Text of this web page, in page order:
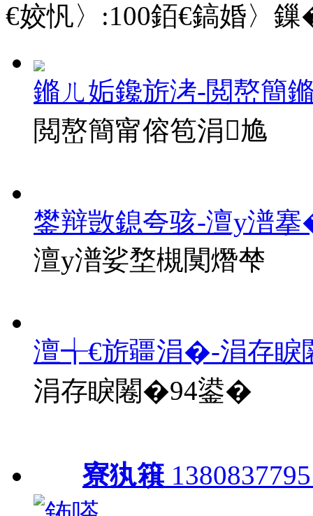
€姣忛〉:100銆€鎬婚〉
鏅ㄦ姤鑱旂洘-閲嶅簡
閲嶅簡甯傛笣涓尯
鐢辩敳鎴夸骇-澶у潽
澶у潽娑堥槻闃熸梺
澶╅€旂疆涓�-涓存睙
涓存睙闂�94鍙�
寮犱簯